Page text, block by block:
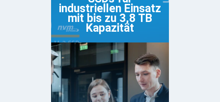
industriellen Einsatz
mit bis zu 3,8 TB
Kapazität